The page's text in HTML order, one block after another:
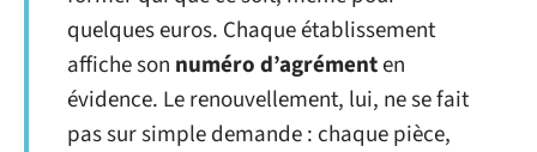
quelques euros. Chaque établissement
affiche son numéro d’agrémenten
évidence. Le renouvellement, lui, ne se fait
pas sur simple demande : chaque pièce,